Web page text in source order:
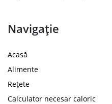
Navigație
Acasă
Alimente
Rețete
Calculator necesar caloric